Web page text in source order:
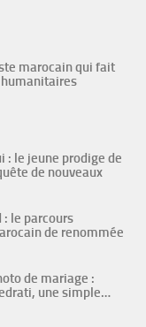
marocain qui fait
: le jeune prodige de
de nouveaux
: le parcours
de renommée
de mariage :
une simple…